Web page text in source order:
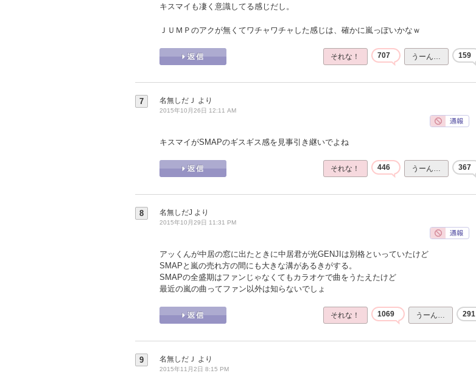
キスマイも凄く意識してる感じだし。
ＪＵＭＰのアクが無くてワチャワチャした感じは、確かに嵐っぽいかなｗ
それな！ 707 うーん… 159
7 名無しだＪ より
2015年10月26日 12:11 AM
キスマイがSMAPのギスギス感を見事引き継いでよね
それな！ 446 うーん… 367
8 名無しだJ より
2015年10月29日 11:31 PM
アッくんが中居の窓に出たときに中居君が光GENJIは別格といっていたけど
SMAPと嵐の売れ方の間にも大きな溝があるきがする。
SMAPの全盛期はファンじゃなくてもカラオケで曲をうたえたけど
最近の嵐の曲ってファン以外は知らないでしょ
それな！ 1069 うーん… 291
9 名無しだＪ より
2015年11月2日 8:15 PM